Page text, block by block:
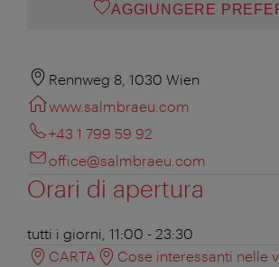
AGGIUNGERE
Rennweg 8, 1030 Wien
www.salmbraeu.com
+43 1 799 59 92
office@salmbraeu.com
Orari di apertura
tutti i giorni, 11:00 - 23:30
CARTA
Cose interessanti nelle